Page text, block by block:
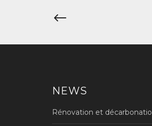
Navigation
NEWS
Rénovation et